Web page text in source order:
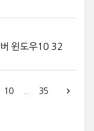
윈도우10 32
10 35